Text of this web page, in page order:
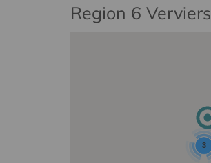
Region 6 Verviers
3